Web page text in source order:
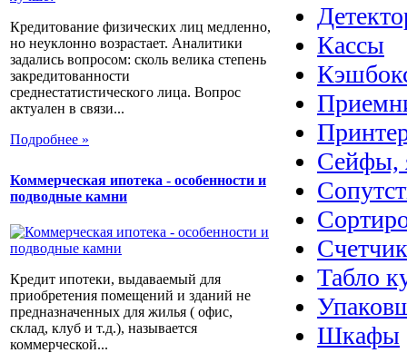
Кредитование физических лиц медленно,
но неуклонно возрастает. Аналитики
задались вопросом: сколь велика степень
закредитованности
среднестатистического лица. Вопрос
актуален в связи...
Подробнее »
Коммерческая ипотека - особенности и
подводные камни
Кредит ипотеки, выдаваемый для
приобретения помещений и зданий не
предназначенных для жилья ( офис,
склад, клуб и т.д.), называется
коммерческой...
Кассы
Сейфы,
Табло
Шкафы